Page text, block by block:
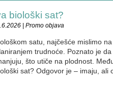
biološki sat?
| Promo objava
satu, najčešće mislimo
trudnoće. Poznato je
što utiče na plodnost.
sat? Odgovor je – imaju, ali